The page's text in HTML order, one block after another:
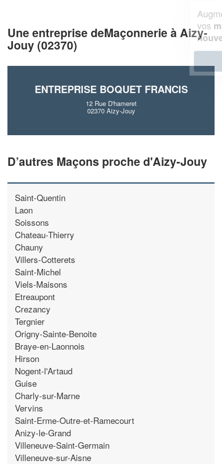
Une entreprise deMaçonnerie à Aizy-
Jouy (02370)
ENTREPRISE BOQUET FRANCIS
12 Rue D'hameret
02370 Aizy-Jouy
D’autres Maçons proche d'Aizy-Jouy
Saint-Quentin
Laon
Soissons
Chateau-Thierry
Chauny
Villers-Cotterets
Saint-Michel
Viels-Maisons
Etreaupont
Crezancy
Tergnier
Origny-Sainte-Benoite
Braye-en-Laonnois
Hirson
Nogent-l'Artaud
Guise
Charly-sur-Marne
Vervins
Saint-Erme-Outre-et-Ramecourt
Anizy-le-Grand
Villeneuve-Saint-Germain
Villeneuve-sur-Aisne
chiffre d'affaireset
marges
tout en gagnant de
nouveaux clients!